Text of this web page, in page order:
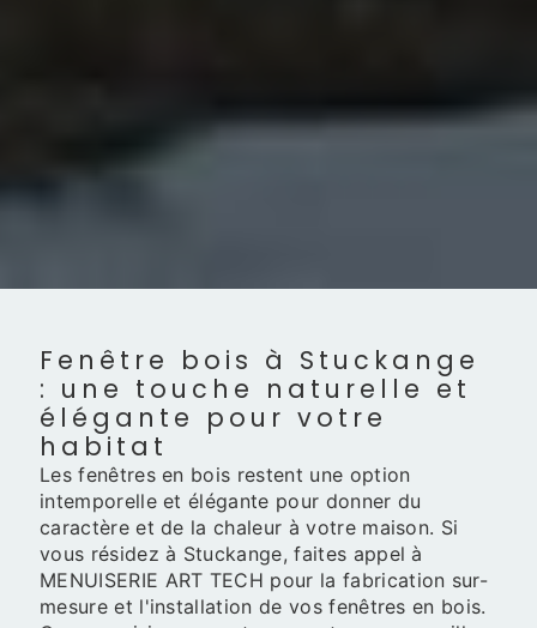
Fenêtre bois à Stuckange
: une touche naturelle et
élégante pour votre
habitat
Les fenêtres en bois restent une option
intemporelle et élégante pour donner du
caractère et de la chaleur à votre maison. Si
vous résidez à Stuckange, faites appel à
MENUISERIE ART TECH pour la fabrication sur-
mesure et l'installation de vos fenêtres en bois.